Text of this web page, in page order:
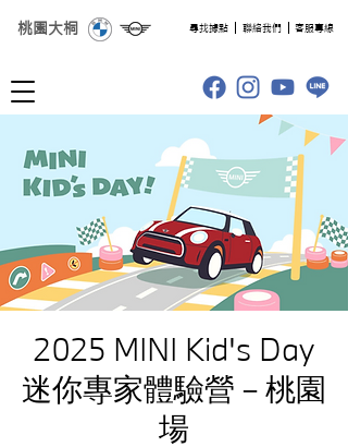
桃園大桐 ​尋找據點 聯絡我們 客服專線
2025 MINI Kid's Day
迷你專家體驗營－桃園
場